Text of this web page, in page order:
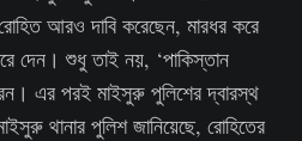
আরও দাবি করেছেন, মারধর করে
দেন। শুধু তাই নয়, ‘পাকিস্তান
এর পরই মাইসুরু পুলিশের দ্বারস্থ
থানার পুলিশ জানিয়েছে, রোহিতের